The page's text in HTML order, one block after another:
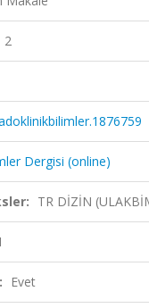
2
Dergisi (online)
TR DİZİN
Evet